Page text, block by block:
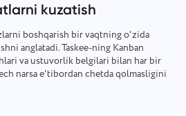
ไทย
Türkçe
kuzatish
boshqarish bir vaqtning o'zida
anglatadi. Taskee-ning Kanban
va ustuvorlik belgilari bilan har bir
narsa e'tibordan chetda qolmasligini
uchun rollarni tayinlang.